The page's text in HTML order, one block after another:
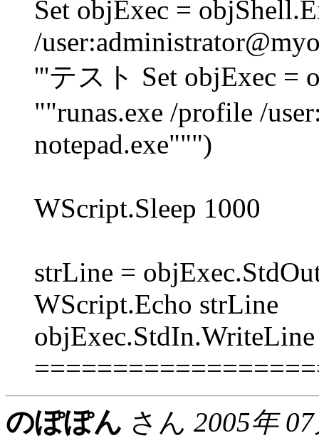
Set objExec =
/
'''テスト Set objExec =
""runas.exe /profile /
notepad.exe""")
WScript.Sleep 1000
strLine =
WScript.Echo strLine
のぽぽん さん 2005年